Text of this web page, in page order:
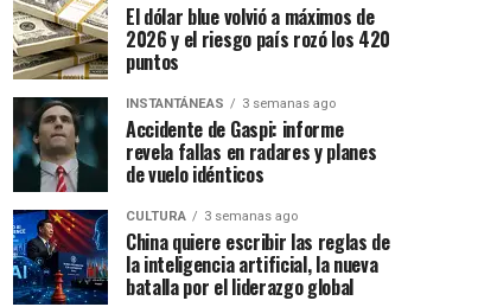
El dólar blue volvió a máximos de
2026 y el riesgo país rozó los 420
puntos
INSTANTÁNEAS 3 semanas ago
Accidente de Gaspi: informe
revela fallas en radares y planes
de vuelo idénticos
CULTURA 3 semanas ago
China quiere escribir las reglas de
la inteligencia artificial, la nueva
batalla por el liderazgo global